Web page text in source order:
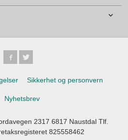
Sikkerhet og personvern
Nyhetsbrev
2317 6817 Naustdal Tlf.
825558462